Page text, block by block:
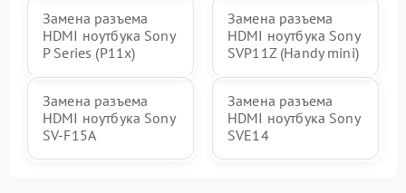
Замена разъема
HDMI ноутбука Sony
P Series (P11x)
Замена разъема
HDMI ноутбука Sony
SVP11Z (Handy mini)
Замена разъема
HDMI ноутбука Sony
SV-F15A
Замена разъема
HDMI ноутбука Sony
SVE14